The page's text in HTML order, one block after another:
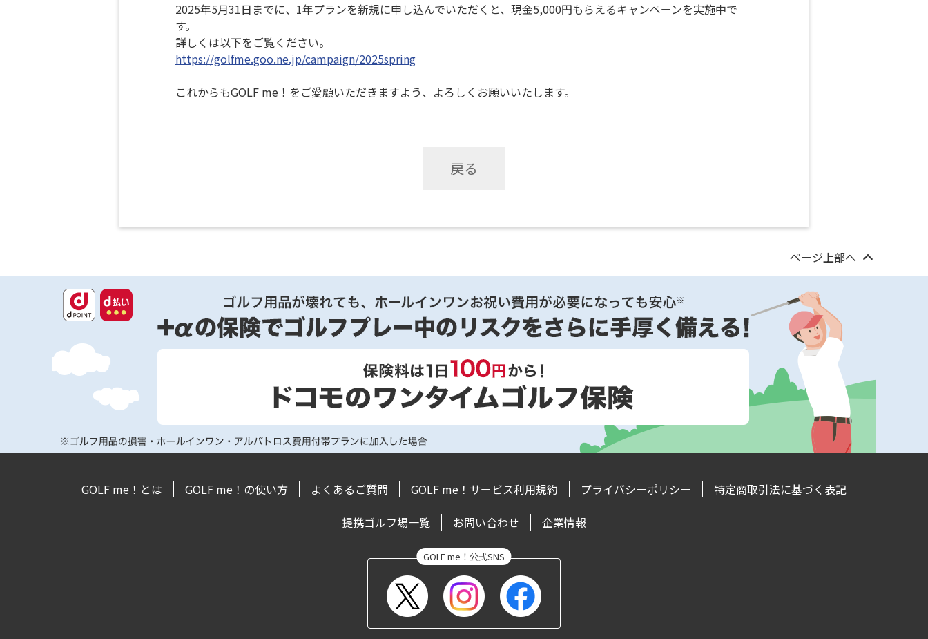
2025年5月31日までに、1年プランを新規に申し込んでいただくと、現金5,000円もらえるキャンペーンを実施中で
す。
詳しくは以下をご覧ください。
https://golfme.goo.ne.jp/campaign/2025spring
これからもGOLF me！をご愛顧いただきますよう、よろしくお願いいたします。
戻る
ページ上部へ
GOLF me！とは GOLF me！の使い方 よくあるご質問 GOLF me！サービス利用規約 プライバシーポリシー
特定商取引法に基づく表記
提携ゴルフ場一覧
お問い合わせ 企業情報